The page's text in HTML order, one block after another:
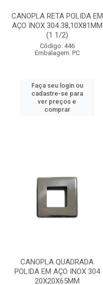
CANOPLA RETA POLIDA EM
AÇO INOX 304 38,10X81MM
(1 1/2)
Código: 446
Embalagem: PC
Faça seu login ou
cadastre-se para
ver preços e
comprar
CANOPLA QUADRADA
POLIDA EM AÇO INOX 304
20X20X65MM